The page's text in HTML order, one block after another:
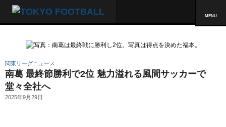
関東リーグニュース
南葛 最終節勝利で2位 魅力溢れる風間サッカーで
堂々全社へ
2025年9月29日
MENU